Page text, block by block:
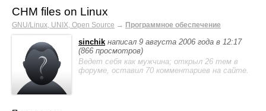
CHM files on Linux
GNU/Linux, UNIX, Open Source → Программное обеспечение
sinchik написал 9 августа 2006 года в 12:17
(866 просмотров)
Ведет себя как мужчина; открыл 26 тем в
форуме, оставил 70 комментариев на сайте.